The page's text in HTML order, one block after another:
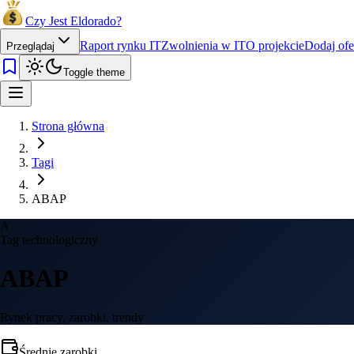
Czy Jest Eldorado?
Przeglądaj Raport rynku ITZwolnienia w ITO projekcieDodaj
Toggle theme
Strona główna
Tagi
ABAP
A
Tag technologiczny
ABAP
Rynek pracy, zarobki, trendy